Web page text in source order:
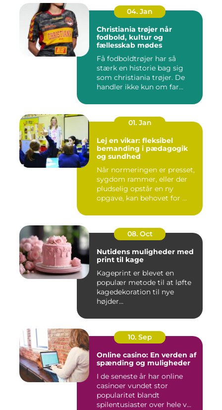
04. Jan
Christiania trøjer når
fodbold, kultur og
fællesskab mødes
Få fodboldtrøjer har så
stærk en historie bag sig
som christiania trøjer. De
handler ikke kun om far...
01. Jan
Lej en vikar: fleksibel
bemanding i pædagogik
og sundhed
Når normeringen er presset,
sygdom rammer, eller der
pludselig opstår en ny
opgave, kan behovet for ...
08. Oct
Nutidens muligheder med
print til kage
Kageprint er blevet en
populær metode til at løfte
kagedekoration til nye
højder...
10. Sep
Online casino: En verden af
spænding og muligheder
I de seneste år har online
casinoer vundet stor
popularitet blandt
spilentusiaster over hele v...